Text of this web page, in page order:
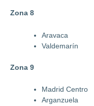
Zona 8
Aravaca
Valdemarín
Zona 9
Madrid Centro
Arganzuela